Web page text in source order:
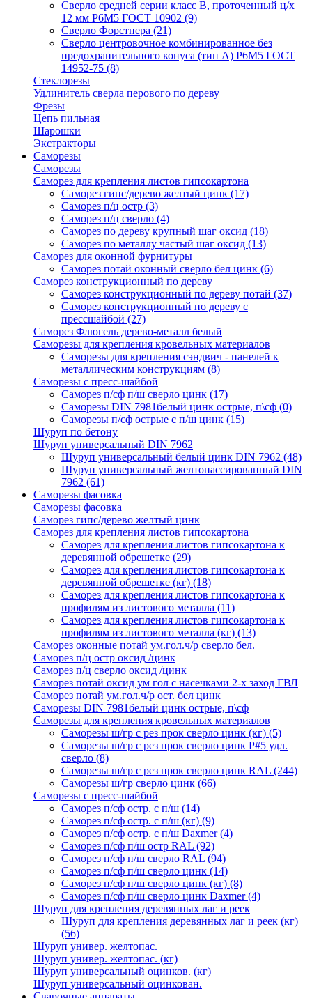
Сверло средней серии класс В, проточенный ц/х
12 мм Р6М5 ГОСТ 10902 (9)
Сверло Форстнера (21)
Сверло центровочное комбинированное без
предохранительного конуса (тип А) Р6М5 ГОСТ
14952-75 (8)
Стеклорезы
Удлинитель сверла перового по дереву
Фрезы
Цепь пильная
Шарошки
Экстракторы
Саморезы
Саморезы
Саморез для крепления листов гипсокартона
Саморез гипс/дерево желтый цинк (17)
Саморез п/ц остр (3)
Саморез п/ц сверло (4)
Саморез по дереву крупный шаг оксид (18)
Саморез по металлу частый шаг оксид (13)
Саморез для оконной фурнитуры
Саморез потай оконный сверло бел цинк (6)
Саморез конструкционный по дереву
Саморез конструкционный по дереву потай (37)
Саморез конструкционный по дереву с
прессшайбой (27)
Саморез Флюгель дерево-металл белый
Саморезы для крепления кровельных материалов
Саморезы для крепления сэндвич - панелей к
металлическим конструкциям (8)
Саморезы с пресс-шайбой
Саморез п/сф п/ш сверло цинк (17)
Саморезы DIN 7981белый цинк острые, п\сф (0)
Саморезы п/сф острые с п/ш цинк (15)
Шуруп по бетону
Шуруп универсальный DIN 7962
Шуруп универсальный белый цинк DIN 7962 (48)
Шуруп универсальный желтопассированный DIN
7962 (61)
Саморезы фасовка
Саморезы фасовка
Саморез гипс/дерево желтый цинк
Саморез для крепления листов гипсокартона
Саморез для крепления листов гипсокартона к
деревянной обрешетке (29)
Саморез для крепления листов гипсокартона к
деревянной обрешетке (кг) (18)
Саморез для крепления листов гипсокартона к
профилям из листового металла (11)
Саморез для крепления листов гипсокартона к
профилям из листового металла (кг) (13)
Саморез оконные потай ум.гол.ч/р сверло бел.
Саморез п/ц остр оксид /цинк
Саморез п/ц сверло оксид /цинк
Саморез потай оксид ум гол с насечками 2-х заход ГВЛ
Саморез потай ум.гол.ч/р ост. бел цинк
Саморезы DIN 7981белый цинк острые, п\сф
Саморезы для крепления кровельных материалов
Саморезы ш/гр с рез прок сверло цинк (кг) (5)
Саморезы ш/гр с рез прок сверло цинк P#5 удл.
сверло (8)
Саморезы ш/гр с рез прок сверло цинк RAL (244)
Саморезы ш/гр сверло цинк (66)
Саморезы с пресс-шайбой
Саморез п/сф остр. с п/ш (14)
Саморез п/сф остр. с п/ш (кг) (9)
Саморез п/сф остр. с п/ш Daxmer(4)
Саморез п/сф п/ш остр RAL (92)
Саморез п/сф п/ш сверло RAL (94)
Саморез п/сф п/ш сверло цинк (14)
Саморез п/сф п/ш сверло цинк (кг) (8)
Саморез п/сф п/ш сверло цинк Daxmer(4)
Шуруп для крепления деревянных лаг и реек
Шуруп для крепления деревянных лаг и реек (кг)
(56)
Шуруп универ. желтопас.
Шуруп универ. желтопас. (кг)
Шуруп универсальный оцинков. (кг)
Шуруп универсальный оцинкован.